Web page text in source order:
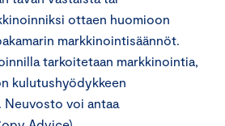
ottaen huomioon
markkinointisäännöt.
tarkoitetaan markkinointia,
kulutushyödykkeen
Neuvosto voi antaa